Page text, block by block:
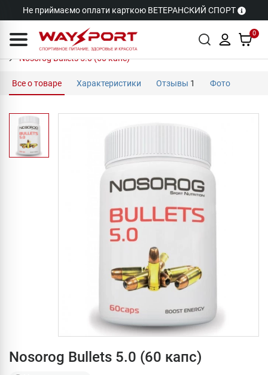
Не приймаємо оплати карткою ВЕТЕРАНСКИЙ СПОРТ
0
Nosorog Bullets 5.0 (60 капс)
Все о товаре Характеристики Отзывы 1 Фото
Nosorog Bullets 5.0 (60 капс)